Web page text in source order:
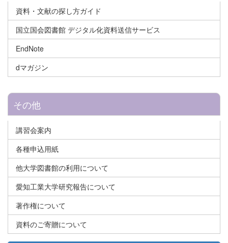
資料・文献の探し方ガイド
国立国会図書館 デジタル化資料送信サービス
EndNote
dマガジン
その他
講習会案内
各種申込用紙
他大学図書館の利用について
愛知工業大学研究報告について
著作権について
資料のご寄贈について